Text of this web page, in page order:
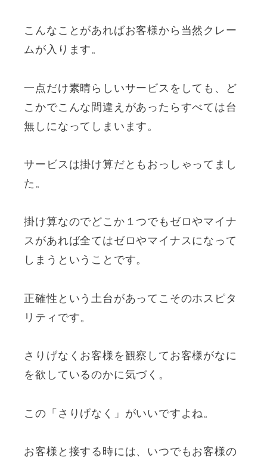
こんなことがあればお客様から当然クレー
ムが入ります。
一点だけ素晴らしいサービスをしても、ど
こかでこんな間違えがあったらすべては台
無しになってしまいます。
サービスは掛け算だともおっしゃってまし
た。
掛け算なのでどこか１つでもゼロやマイナ
スがあれば全てはゼロやマイナスになって
しまうということです。
正確性という土台があってこそのホスピタ
リティです。
さりげなくお客様を観察してお客様がなに
を欲しているのかに気づく。
この「さりげなく」がいいですよね。
お客様と接する時には、いつでもお客様の